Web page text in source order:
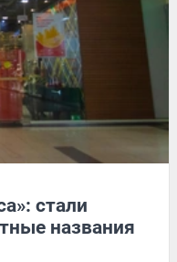
стали
названия